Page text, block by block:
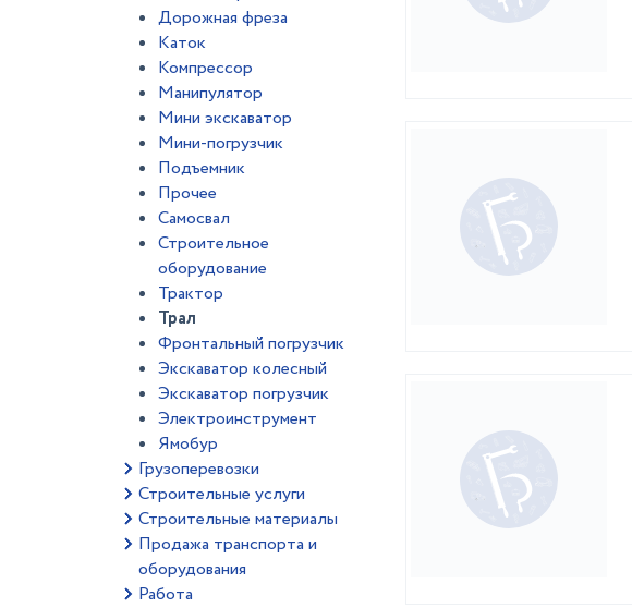
Дорожная фреза
Каток
Компрессор
Манипулятор
Мини экскаватор
Мини-погрузчик
Подъемник
Прочее
Самосвал
Строительное
оборудование
Трактор
Трал
Фронтальный погрузчик
Экскаватор колесный
Экскаватор погрузчик
Электроинструмент
Ямобур
Грузоперевозки
Строительные услуги
Строительные материалы
Продажа транспорта и
оборудования
Работа